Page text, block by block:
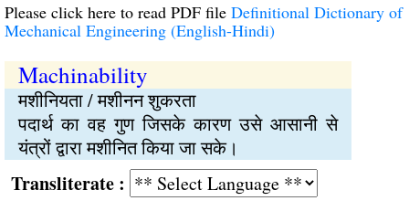
Please click here to read PDF file Definitional Dictionary of
Mechanical Engineering (English-Hindi)
Machinability
मशीनियता / मशीनन शुकरता
पदार्थ का वह गुण जिसके कारण उसे आसानी से
यंत्रों द्वारा मशीनित किया जा सके।
: